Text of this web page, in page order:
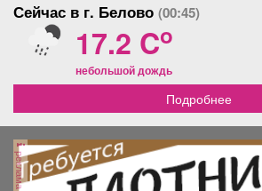
Сейчас в г. Белово (00:45)
17.2 Co
небольшой дождь
Подробнее
реклама